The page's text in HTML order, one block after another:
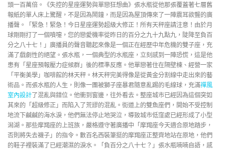
頭一百萬倍。《失控的星座運勢與單戀狂想曲》張水瓶從他那張覆蓋著七層舊
報紙的單人床上驚醒，不是因為鬧鐘，而是因為屋頂傳來了一陣震耳欲聾的廣
播聲。「緊急！緊急！今日星座運勢超級大修正！所有天秤座請注意！由於月
球剛剛打了一個噴嚏，您的戀愛機率從昨日的百分之九十九點九，陡降至負百
分之八十七！」廣播員的聲音聽起來像是一個正在經歷中年危機的雙子座，充
滿了戲劇性的絕望。張水瓶，一個典型的水瓶座，立刻感到一陣恐慌，這是他
患有「星座預報壓力症候群」後的標準反應。他單戀著住在隔壁棟、經營一家
「平衡美學」咖啡館的林天秤。林天秤完美得像是從黃金分割線中走出來的藝
術品。而張水瓶的人生，則像一團被獅子座暴君隨意亂踢的毛線球，充滿禪風
室內設計了混亂與錯位。他衝到窗邊，往外看去。整座城市已經因為這個突如
其來的「超級修正」而陷入了荒謬的混亂。街道上的雙魚座們，開始不受控制
地流下鹹鹹的海水淚，他們無法停止地哭泣，導致城市低窪處已經形成了小型
潟湖。那些摩羯座的上班族，嚴格遵守著廣播中「摩羯座今天適合原地踏步，
否則將失去襪子」的指令。數百名西裝筆挺的摩羯座正整齊地站在原地，他們
的鞋子裡裝滿了已經潮濕的淚水。「負百分之八十七？」張水瓶喃喃自語，感